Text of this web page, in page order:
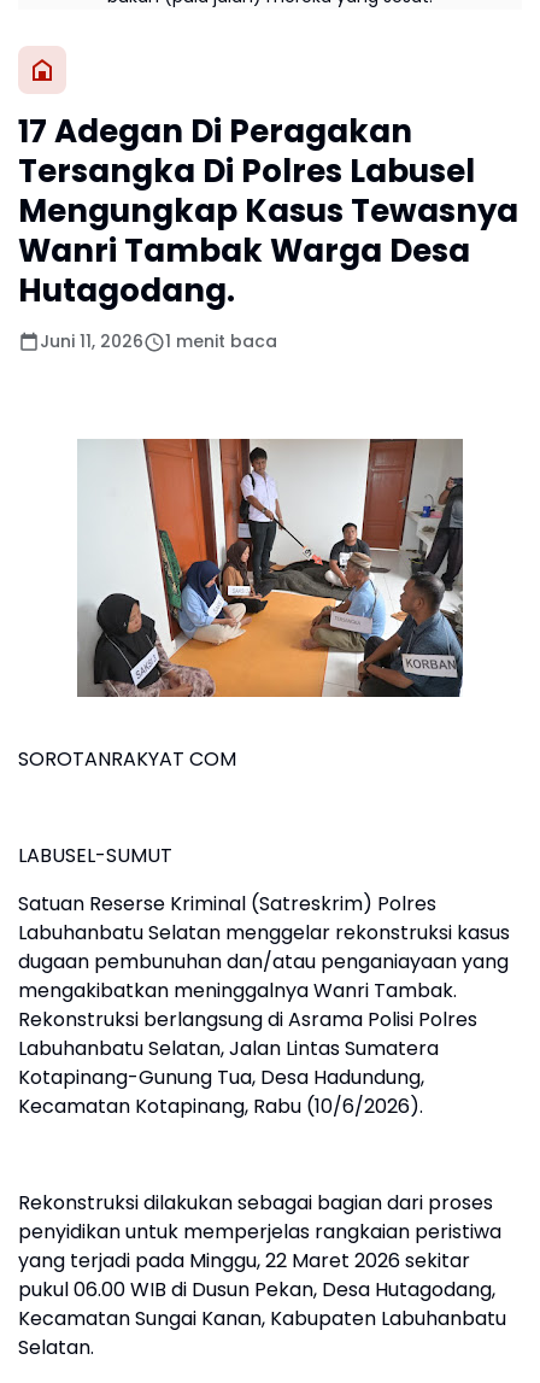
17 Adegan Di Peragakan
Tersangka Di Polres Labusel
Mengungkap Kasus Tewasnya
Wanri Tambak Warga Desa
Hutagodang.
Juni 11, 2026 1 menit baca
SOROTANRAKYAT COM
LABUSEL-SUMUT
Satuan Reserse Kriminal (Satreskrim) Polres
Labuhanbatu Selatan menggelar rekonstruksi kasus
dugaan pembunuhan dan/atau penganiayaan yang
mengakibatkan meninggalnya Wanri Tambak.
Rekonstruksi berlangsung di Asrama Polisi Polres
Labuhanbatu Selatan, Jalan Lintas Sumatera
Kotapinang-Gunung Tua, Desa Hadundung,
Kecamatan Kotapinang, Rabu (10/6/2026).
Rekonstruksi dilakukan sebagai bagian dari proses
penyidikan untuk memperjelas rangkaian peristiwa
yang terjadi pada Minggu, 22 Maret 2026 sekitar
pukul 06.00 WIB di Dusun Pekan, Desa Hutagodang,
Kecamatan Sungai Kanan, Kabupaten Labuhanbatu
Selatan.